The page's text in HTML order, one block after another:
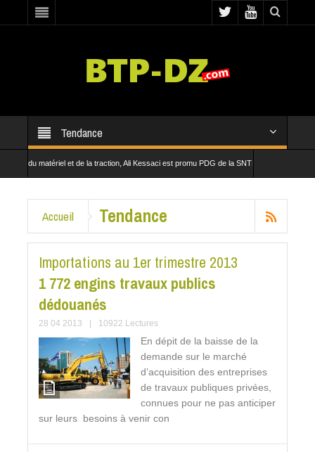
Tendance
et de la traction, Ali Kessaci est promu PDG de la SNTF
Accueil Tendance
Importations au 1er trimestre 2013
1 772 engins travaux publics
dédouanés
28 04 2013 10922 Lectures
En dépit de la baisse de la
demande sur le marché
d’acquisition des entreprises
de travaux publiques privées,
connues pour ne pas anticiper
sur leurs besoins à venir con